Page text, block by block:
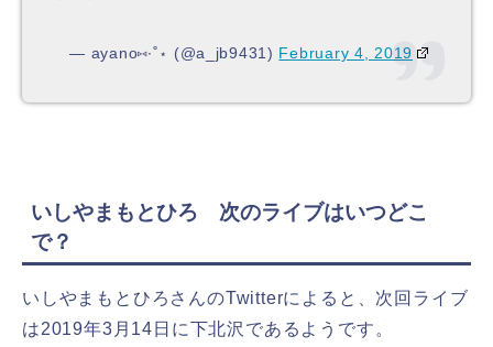
— ayano⑅∙˚⋆ (@a_jb9431) February 4, 2019
いしやまもとひろ 次のライブはいつどこ
で？
いしやまもとひろさんのTwitterによると、次回ライブ
は2019年3月14日に下北沢であるようです。